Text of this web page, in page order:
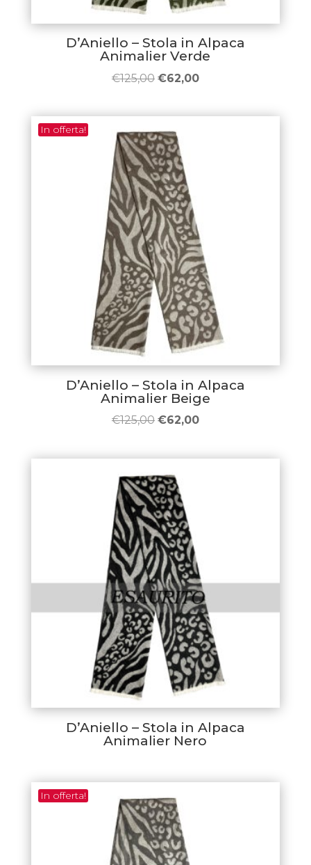
D’Aniello – Stola in Alpaca
Animalier Verde
€125,00 Il
originale
era:
€125,00.
€62,00Il
attuale
In offerta!
D’Aniello – Stola in Alpaca
Animalier Beige
€125,00 Il
originale
era:
€125,00.
€62,00Il
attuale
D’Aniello – Stola in Alpaca
Animalier Nero
In offerta!